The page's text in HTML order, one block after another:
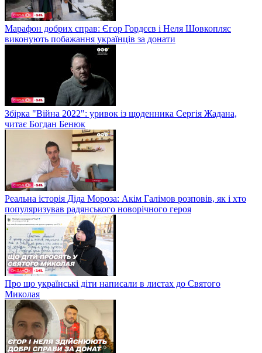
Марафон добрих справ: Єгор Гордєєв і Неля Шовкопляс
виконують побажання українців за донати
Збірка "Війна 2022": уривок із щоденника Сергія Жадана,
читає Богдан Бенюк
Реальна історія Діда Мороза: Акім Галімов розповів, як і хто
популяризував радянського новорічного героя
Про що українські діти написали в листах до Святого
Миколая